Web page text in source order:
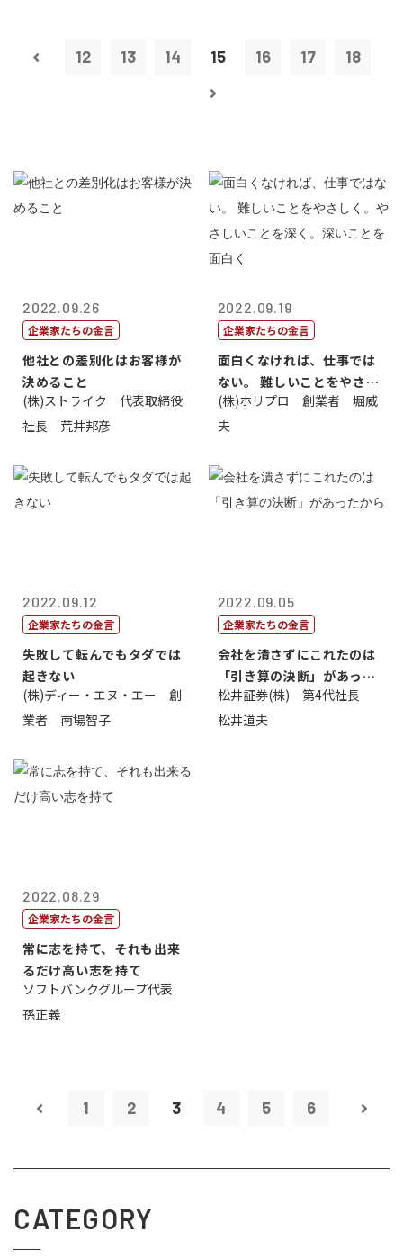
12 13 14 15 16 17 18
2022.09.26
企業家たちの金言
他社との差別化はお客様が
決めること
(株)ストライク 代表取締役
社長 荒井邦彦
2022.09.19
企業家たちの金言
面白くなければ、仕事では
ない。 難しいことをやさし
く。やさし...
(株)ホリプロ 創業者 堀威
夫
2022.09.12
企業家たちの金言
失敗して転んでもタダでは
起きない
(株)ディー・エヌ・エー 創
業者 南場智子
2022.09.05
企業家たちの金言
会社を潰さずにこれたのは
「引き算の決断」があった
から
松井証券(株) 第4代社長
松井道夫
2022.08.29
企業家たちの金言
常に志を持て、それも出来
るだけ高い志を持て
ソフトバンクグループ代表
孫正義
1 2 3 4 5 6
CATEGORY